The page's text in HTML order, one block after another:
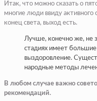
Итак, что можно сказать о
многие люди ввиду
конец света, выход есть.
Лучше, конечно же, не
стадиях имеет
выздоровление.
народные методы
В любом случае важно
рекомендаций.